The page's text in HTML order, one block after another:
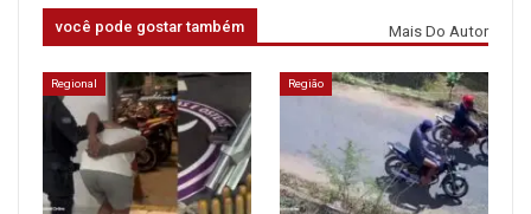
você pode gostar também Mais Do Autor
Regional Região